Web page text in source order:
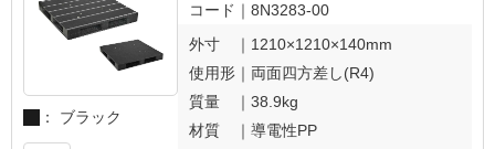
： ブラック
コード｜ 8N3283-00
外寸 ｜ 1210×1210×140mm
使用形｜ 両面四方差し(R4)
質量 ｜ 38.9kg
材質 ｜ 導電性PP